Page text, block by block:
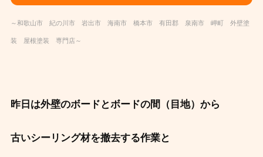
～和歌山市 紀の川市 岩出市 海南市 橋本市 有田郡 泉南市 岬町 外壁塗
装 屋根塗装 専門店～
昨日は外壁のボードとボードの間（目地）から
古いシーリング材を撤去する作業と